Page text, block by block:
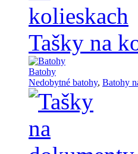
Tašky na
Batohy
Nedobytné batohy, Batohy